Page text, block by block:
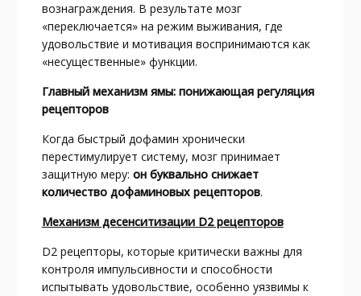
вознаграждения. В результате мозг
«переключается» на режим выживания, где
удовольствие и мотивация воспринимаются как
«несущественные» функции.​
Главный механизм ямы: понижающая регуляция
рецепторов
Когда быстрый дофамин хронически
перестимулирует систему, мозг принимает
защитную меру: он буквально снижает
количество дофаминовых рецепторов.​
Механизм десенситизации D2 рецепторов
D2 рецепторы, которые критически важны для
контроля импульсивности и способности
испытывать удовольствие, особенно уязвимы к